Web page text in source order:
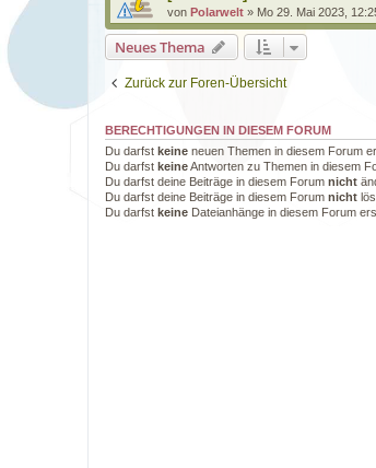
von Polarwelt » Mo 29. Mai 2023,
Neues Thema
Zurück zur Foren-Übersicht
BERECHTIGUNGEN IN DIESEM FORUM
Du darfst keine neuen Themen in diesem Forum
Du darfst keineAntworten zu Themen in diesem
Du darfst deine Beiträge in diesem Forum nicht
Du darfst deine Beiträge in diesem Forum nicht
Du darfst keine Dateianhänge in diesem Forum